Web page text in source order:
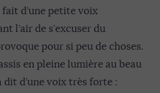
d’une petite voix
l’air de s’excuser du
pour si peu de choses.
en pleine lumière au beau
d’une voix très forte :